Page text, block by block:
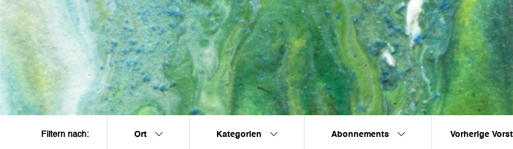
Filtern nach: Ort Kategorien Abonnements Vorherige